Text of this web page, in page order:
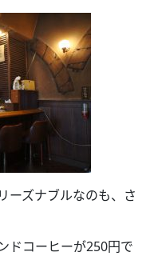
ーズナブルなのも、さ
ドコーヒーが250円で